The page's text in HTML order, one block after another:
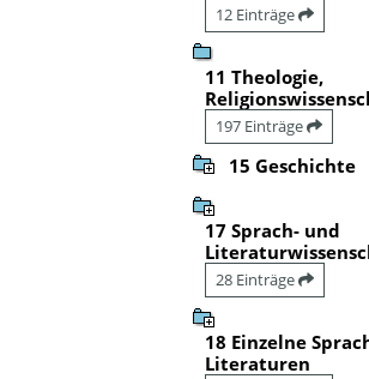
12 Einträge
11 Theologie,
197 Einträge
15 Geschichte
17 Sprach- und
28 Einträge
18 Einzelne
Literaturen